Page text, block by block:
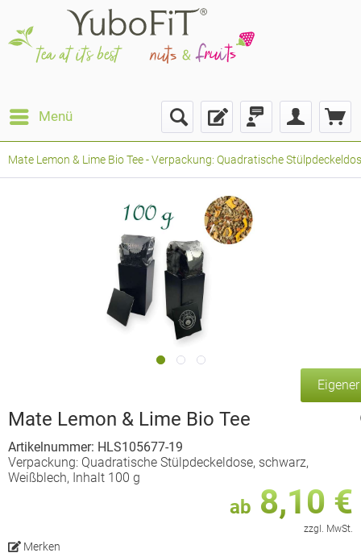
Menü
Mate Lemon & Lime Bio Tee - Verpackung: Quadratische
Mate Lemon & Lime Bio Tee
Artikelnummer: HLS105677-19
Verpackung: Quadratische Stülpdeckeldose, schwarz,
Weißblech, Inhalt 100 g
ab 8,10 €
zzgl. MwSt.
Merken